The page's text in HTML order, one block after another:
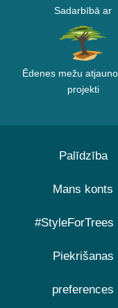
Sadarbībā ar
Ēdenes mežu
projekti
Palīdzība
Mans konts
#StyleForTrees
Piekrišanas
preferences